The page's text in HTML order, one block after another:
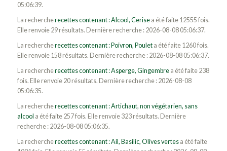
05:06:39.
La rechercherecettes contenant : Alcool, Cerisea été faite 12555 fois.
Elle renvoie 29 résultats. Dernière recherche : 2026-08-08 05:06:37.
La rechercherecettes contenant : Poivron, Pouleta été faite 1260 fois.
Elle renvoie 158 résultats. Dernière recherche : 2026-08-08 05:06:37.
La rechercherecettes contenant : Asperge, Gingembrea été faite 238
fois. Elle renvoie 20 résultats. Dernière recherche : 2026-08-08
05:06:35.
La rechercherecettes contenant : Artichaut, non végétarien, sans
alcool a été faite 257 fois. Elle renvoie 323 résultats. Dernière
recherche : 2026-08-08 05:06:35.
La rechercherecettes contenant : Ail, Basilic, Olives vertesa été faite